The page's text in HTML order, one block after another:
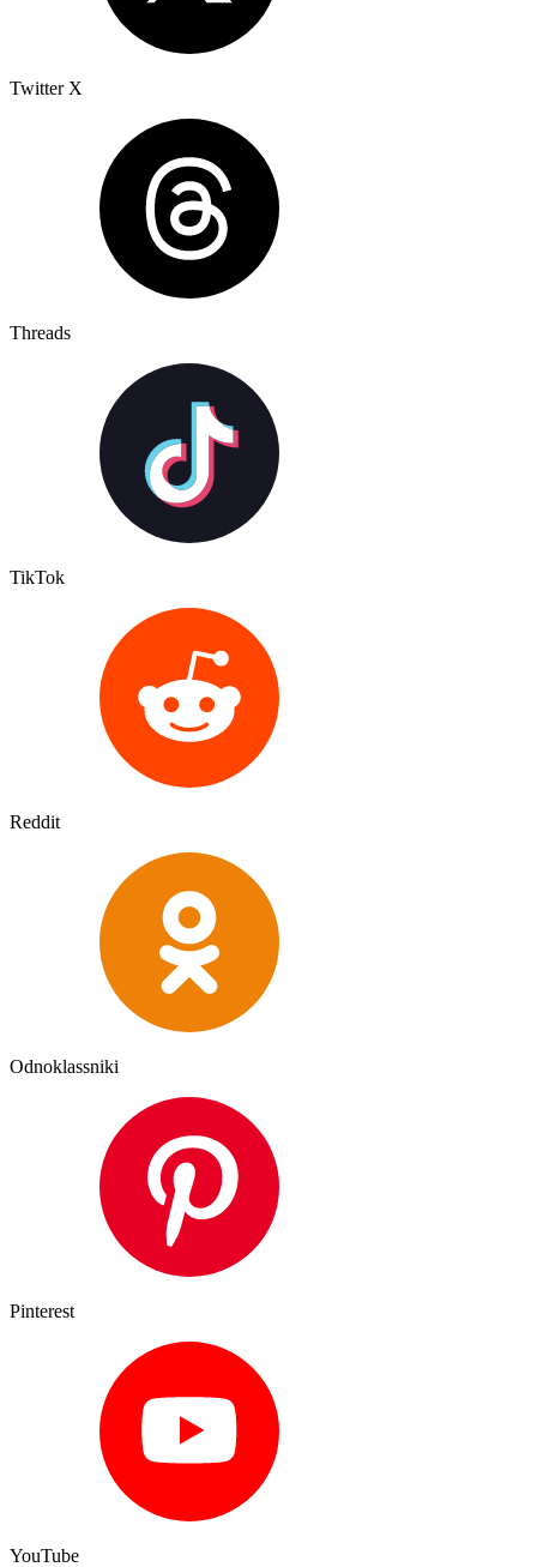
Twitter X
Threads
TikTok
Reddit
Odnoklassniki
Pinterest
YouTube